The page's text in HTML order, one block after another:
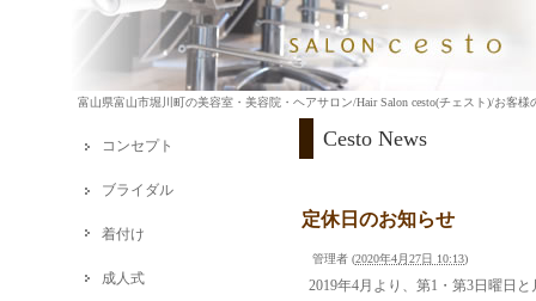
富山県富山市堀川町の美容室・美容院・ヘアサロン/Hair Salon cesto(チェスト)/お客
Cesto News
定休日のお知らせ
管理者 (2020年4月27日 10:13)
2019年4月より、第1・第3日曜日
コンセプト
ブライダル
着付け
成人式